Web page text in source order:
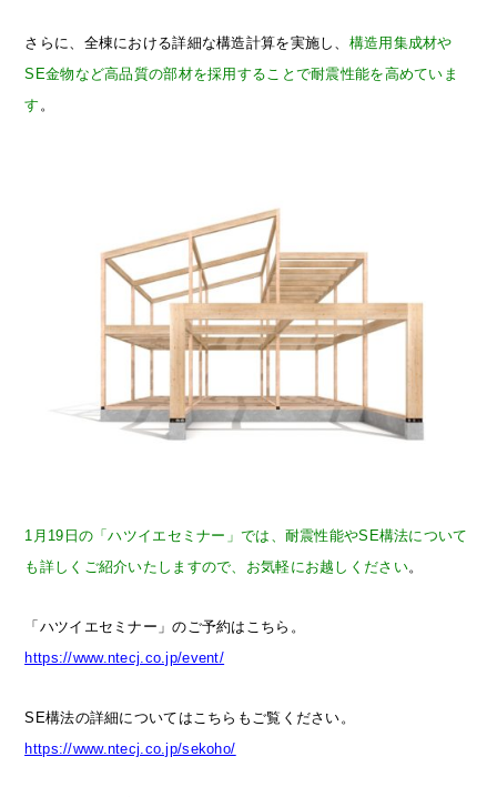
さらに、全棟における詳細な構造計算を実施し、 構造用集成材や
SE金物など高品質の部材を採用することで耐震性能を高めていま
す 。
1月19日の「ハツイエセミナー」では、耐震性能やSE構法について
も詳しくご紹介いたしますので、お気軽にお越しください。
「ハツイエセミナー」のご予約はこちら。
https://www.ntecj.co.jp/event/
SE構法の詳細についてはこちらもご覧ください。
https://www.ntecj.co.jp/sekoho/